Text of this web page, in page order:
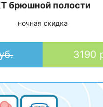
брюшной полости
ночная скидка
3190